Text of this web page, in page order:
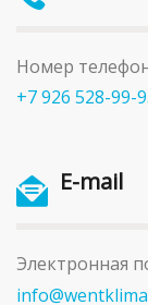
Номер
+7 926 528-99-
E-mail
Электронная